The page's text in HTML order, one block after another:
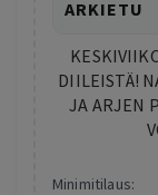
ARKIETU
DIILEISTÄ!
JA ARJEN
Minimitilaus: